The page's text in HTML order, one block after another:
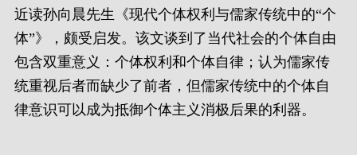
近读孙向晨先生《现代个体权利与儒家传统中的“个
体”》，颇受启发。该文谈到了当代社会的个体自由
包含双重意义：个体权利和个体自律；认为儒家传
统重视后者而缺少了前者，但儒家传统中的个体自
律意识可以成为抵御个体主义消极后果的利器。